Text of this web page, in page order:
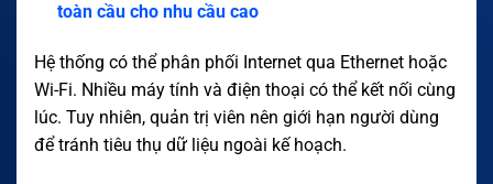
toàn cầu cho nhu cầu cao
Hệ thống có thể phân phối Internet qua Ethernet hoặc
Wi-Fi. Nhiều máy tính và điện thoại có thể kết nối cùng
lúc. Tuy nhiên, quản trị viên nên giới hạn người dùng
để tránh tiêu thụ dữ liệu ngoài kế hoạch.